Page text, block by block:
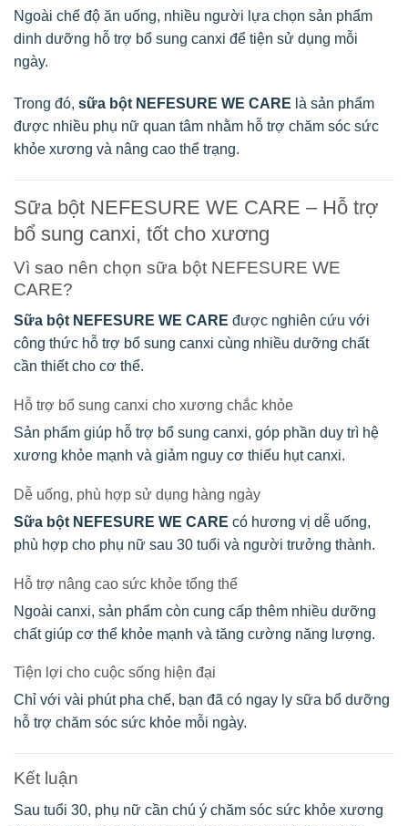
Ngoài chế độ ăn uống, nhiều người lựa chọn sản phẩm
dinh dưỡng hỗ trợ bổ sung canxi để tiện sử dụng mỗi
ngày.
Trong đó, sữa bột NEFESURE WE CARE là sản phẩm
được nhiều phụ nữ quan tâm nhằm hỗ trợ chăm sóc sức
khỏe xương và nâng cao thể trạng.
Sữa bột NEFESURE WE CARE – Hỗ trợ
bổ sung canxi, tốt cho xương
Vì sao nên chọn sữa bột NEFESURE WE
CARE?
Sữa bột NEFESURE WE CARE được nghiên cứu với
công thức hỗ trợ bổ sung canxi cùng nhiều dưỡng chất
cần thiết cho cơ thể.
Hỗ trợ bổ sung canxi cho xương chắc khỏe
Sản phẩm giúp hỗ trợ bổ sung canxi, góp phần duy trì hệ
xương khỏe mạnh và giảm nguy cơ thiếu hụt canxi.
Dễ uống, phù hợp sử dụng hàng ngày
Sữa bột NEFESURE WE CARE có hương vị dễ uống,
phù hợp cho phụ nữ sau 30 tuổi và người trưởng thành.
Hỗ trợ nâng cao sức khỏe tổng thể
Ngoài canxi, sản phẩm còn cung cấp thêm nhiều dưỡng
chất giúp cơ thể khỏe mạnh và tăng cường năng lượng.
Tiện lợi cho cuộc sống hiện đại
Chỉ với vài phút pha chế, bạn đã có ngay ly sữa bổ dưỡng
hỗ trợ chăm sóc sức khỏe mỗi ngày.
Kết luận
Sau tuổi 30, phụ nữ cần chú ý chăm sóc sức khỏe xương